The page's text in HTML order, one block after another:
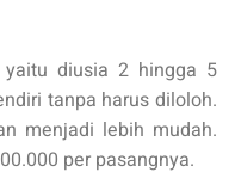
yaitu diusia 2 hingga 5
tanpa harus diloloh.
menjadi lebih mudah.
per pasangnya.